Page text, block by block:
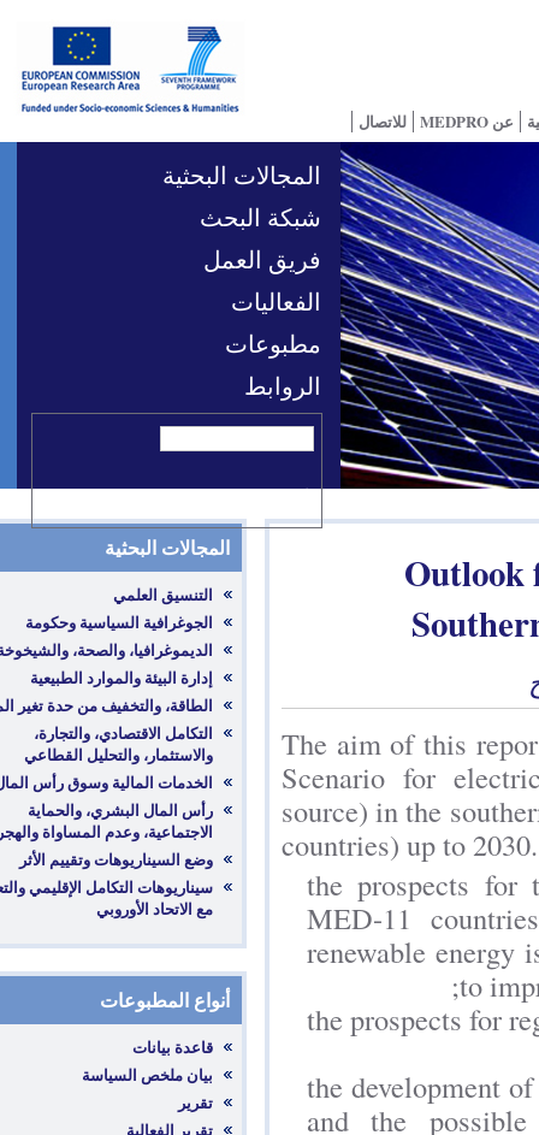
للاتصال
المجالات البحثية
شبكة البحث
فريق العمل
الفعاليات
مطبوعات
الروابط
المجالات البحثية
‎الطاقة، والتخفيف من حدة تغير المناخ
‎التكامل الاقتصادي، والتجارة،
والاستثمار، والتحليل القطاعي
‎رأس المال البشري، والحماية
الاجتماعية، وعدم المساواة والهجرة
‎وضع السيناريوهات وتقييم الأثر
‎سيناريوهات التكامل الإقليمي والتعاون
مع الاتحاد الأوروبي
أنواع المطبوعات
قاعدة بيانات
بيان ملخص السياسة
تقرير الفعالية
The aim of
Scenario for
source) in the
countries) up
the
MED-11
renewable
the
the
and the